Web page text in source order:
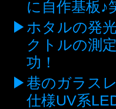
に自作基板♪
ホタルの発
クトルの測
功！
巷のガラス
仕様UV系